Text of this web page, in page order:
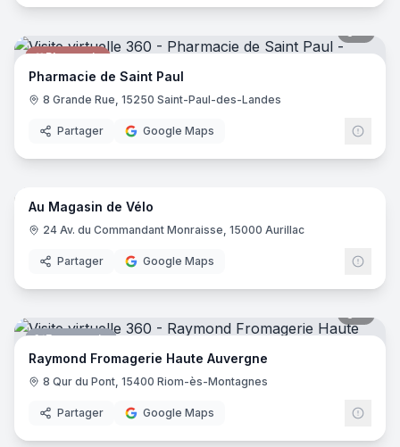
Pharmacie
Pharmacie de Saint Paul
8 Grande Rue, 15250 Saint-Paul-des-Landes
Partager Google Maps
Magasin de vélos
10
Au Magasin de Vélo
24 Av. du Commandant Monraisse, 15000 Aurillac
Partager Google Maps
Fromagerie
Raymond Fromagerie Haute Auvergne
8 Qur du Pont, 15400 Riom-ès-Montagnes
Partager Google Maps
4